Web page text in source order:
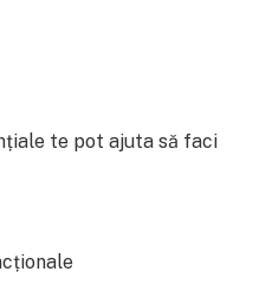
te pot ajuta să faci